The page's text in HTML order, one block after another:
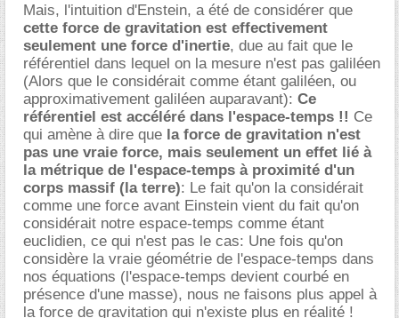
Mais, l'intuition d'Enstein, a été de considérer que
cette force de gravitation est effectivement
seulement une force d'inertie, due au fait que le
référentiel dans lequel on la mesure n'est pas galiléen
(Alors que le considérait comme étant galiléen, ou
approximativement galiléen auparavant): Ce
référentiel est accéléré dans l'espace-temps !! Ce
qui amène à dire que la force de gravitation n'est
pas une vraie force, mais seulement un effet lié à
la métrique de l'espace-temps à proximité d'un
corps massif (la terre): Le fait qu'on la considérait
comme une force avant Einstein vient du fait qu'on
considérait notre espace-temps comme étant
euclidien, ce qui n'est pas le cas: Une fois qu'on
considère la vraie géométrie de l'espace-temps dans
nos équations (l'espace-temps devient courbé en
présence d'une masse), nous ne faisons plus appel à
la force de gravitation qui n'existe plus en réalité !